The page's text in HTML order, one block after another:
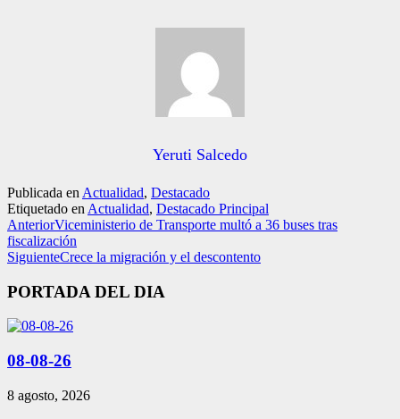
Yeruti Salcedo
Publicada en Actualidad, Destacado
Etiquetado en Actualidad, Destacado Principal
AnteriorViceministerio de Transporte multó a 36 buses tras
fiscalización
SiguienteCrece la migración y el descontento
PORTADA DEL DIA
08-08-26
8 agosto, 2026